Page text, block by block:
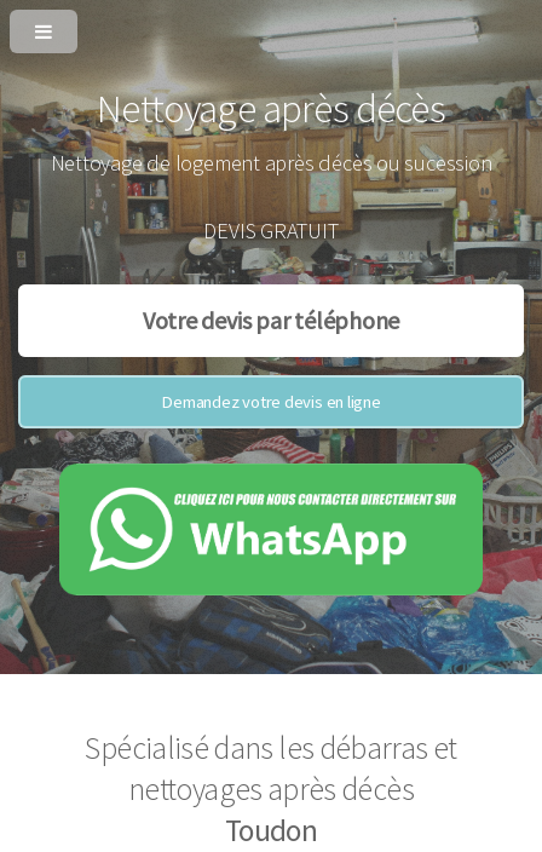
Nettoyage après décès
Nettoyage de logement après décès ou sucession
DEVIS GRATUIT
Votre devis par téléphone
Demandez votre devis en ligne
Spécialisé dans les débarras et
nettoyages après décès
Toudon